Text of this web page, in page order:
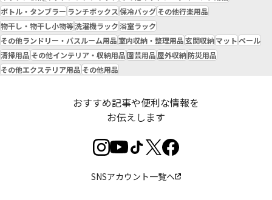
ボトル・タンブラー ランチボックス保冷バッグその他行楽用品
物干し・物干し小物等洗濯機ラック浴室ラック
その他ランドリー・バスルーム用品室内収納・整理用品玄関収納マットペール
清掃用品 その他インテリア・収納用品園芸用品屋外収納防災用品
その他エクステリア用品 その他用品
おすすめ記事や便利な情報を
お伝えします
SNSアカウント一覧へ